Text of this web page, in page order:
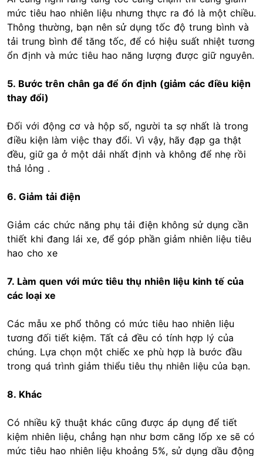
mức tiêu hao nhiên liệu nhưng thực ra đó là một chiều.
Thông thường, bạn nên sử dụng tốc độ trung bình và
tải trung bình để tăng tốc, để có hiệu suất nhiệt tương
ổn định và mức tiêu hao năng lượng được giữ nguyên.
5. Bước trên chân ga để ổn định (giảm các điều kiện
thay đổi)
Đối với động cơ và hộp số, người ta sợ nhất là trong
điều kiện làm việc thay đổi. Vì vậy, hãy đạp ga thật
đều, giữ ga ở một dải nhất định và không để nhẹ rồi
thả lỏng .
6. Giảm tải điện
Giảm các chức năng phụ tải điện không sử dụng cần
thiết khi đang lái xe, để góp phần giảm nhiên liệu tiêu
hao cho xe
7. Làm quen với mức tiêu thụ nhiên liệu kinh tế của
các loại xe
Các mẫu xe phổ thông có mức tiêu hao nhiên liệu
tương đối tiết kiệm. Tất cả đều có tính hợp lý của
chúng. Lựa chọn một chiếc xe phù hợp là bước đầu
trong quá trình giảm thiểu tiêu thụ nhiên liệu của bạn.
8. Khác
Có nhiều kỹ thuật khác cũng được áp dụng để tiết
kiệm nhiên liệu, chẳng hạn như bơm căng lốp xe sẽ có
mức tiêu hao nhiên liệu khoảng 5%, sử dụng dầu động